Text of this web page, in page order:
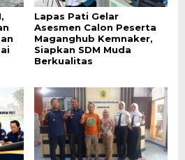
Lapas Pati Gelar
Asesmen Calon Peserta
Maganghub Kemnaker,
Siapkan SDM Muda
Berkualitas